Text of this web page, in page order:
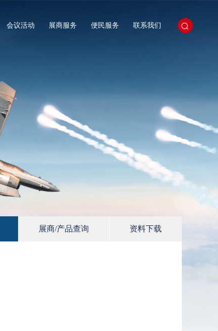
会议活动 展商服务 便民服务 联系我们
展商/产品查询 资料下载